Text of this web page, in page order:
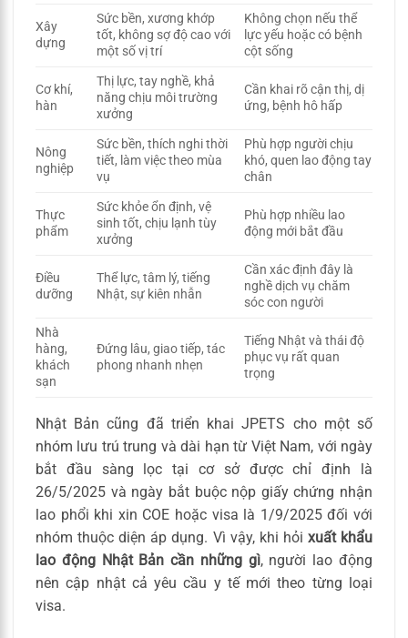
Xây
dựng
Sức bền, xương khớp
tốt, không sợ độ cao với
một số vị trí
Không chọn nếu thể
lực yếu hoặc có bệnh
cột sống
Cơ khí,
hàn
Thị lực, tay nghề, khả
năng chịu môi trường
xưởng
Cần khai rõ cận thị, dị
ứng, bệnh hô hấp
Nông
nghiệp
Sức bền, thích nghi thời
tiết, làm việc theo mùa
vụ
Phù hợp người chịu
khó, quen lao động tay
chân
Thực
phẩm
Sức khỏe ổn định, vệ
sinh tốt, chịu lạnh tùy
xưởng
Phù hợp nhiều lao
động mới bắt đầu
Điều
dưỡng
Thể lực, tâm lý, tiếng
Nhật, sự kiên nhẫn
Cần xác định đây là
nghề dịch vụ chăm
sóc con người
Nhà
hàng,
khách
sạn
Đứng lâu, giao tiếp, tác
phong nhanh nhẹn
Tiếng Nhật và thái độ
phục vụ rất quan
trọng
Nhật Bản cũng đã triển khai JPETS cho một số
nhóm lưu trú trung và dài hạn từ Việt Nam, với ngày
bắt đầu sàng lọc tại cơ sở được chỉ định là
26/5/2025 và ngày bắt buộc nộp giấy chứng nhận
lao phổi khi xin COE hoặc visa là 1/9/2025 đối với
nhóm thuộc diện áp dụng. Vì vậy, khi hỏi xuất khẩu
lao động Nhật Bản cần những gì, người lao động
nên cập nhật cả yêu cầu y tế mới theo từng loại
visa.